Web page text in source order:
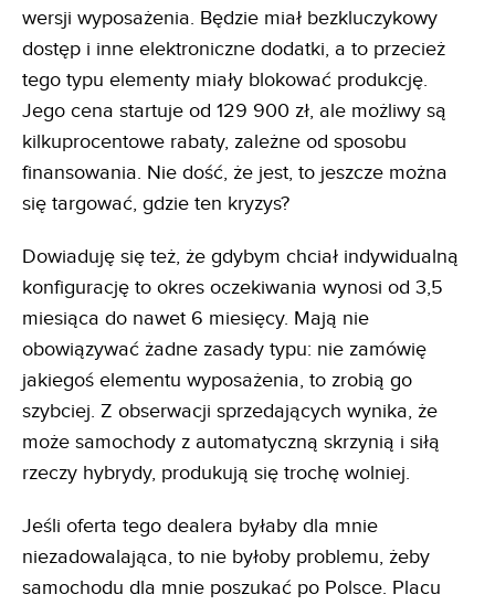
wersji wyposażenia. Będzie miał bezkluczykowy
dostęp i inne elektroniczne dodatki, a to przecież
tego typu elementy miały blokować produkcję.
Jego cena startuje od 129 900 zł, ale możliwy są
kilkuprocentowe rabaty, zależne od sposobu
finansowania. Nie dość, że jest, to jeszcze można
się targować, gdzie ten kryzys?
Dowiaduję się też, że gdybym chciał indywidualną
konfigurację to okres oczekiwania wynosi od 3,5
miesiąca do nawet 6 miesięcy. Mają nie
obowiązywać żadne zasady typu: nie zamówię
jakiegoś elementu wyposażenia, to zrobią go
szybciej. Z obserwacji sprzedających wynika, że
może samochody z automatyczną skrzynią i siłą
rzeczy hybrydy, produkują się trochę wolniej.
Jeśli oferta tego dealera byłaby dla mnie
niezadowalająca, to nie byłoby problemu, żeby
samochodu dla mnie poszukać po Polsce. Placu